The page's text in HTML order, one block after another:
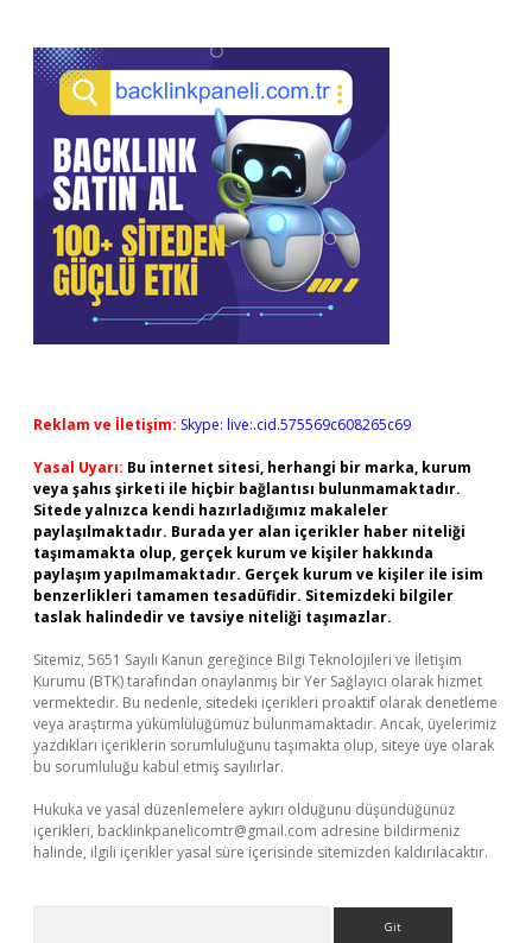
Reklam ve İletişim: Skype: live:.cid.575569c608265c69
Yasal Uyarı: Bu internet sitesi, herhangi bir marka, kurum
veya şahıs şirketi ile hiçbir bağlantısı bulunmamaktadır.
Sitede yalnızca kendi hazırladığımız makaleler
paylaşılmaktadır. Burada yer alan içerikler haber niteliği
taşımamakta olup, gerçek kurum ve kişiler hakkında
paylaşım yapılmamaktadır. Gerçek kurum ve kişiler ile isim
benzerlikleri tamamen tesadüfidir. Sitemizdeki bilgiler
taslak halindedir ve tavsiye niteliği taşımazlar.
Sitemiz, 5651 Sayılı Kanun gereğince Bilgi Teknolojileri ve İletişim
Kurumu (BTK) tarafından onaylanmış bir Yer Sağlayıcı olarak hizmet
vermektedir. Bu nedenle, sitedeki içerikleri proaktif olarak denetleme
veya araştırma yükümlülüğümüz bulunmamaktadır. Ancak, üyelerimiz
yazdıkları içeriklerin sorumluluğunu taşımakta olup, siteye üye olarak
bu sorumluluğu kabul etmiş sayılırlar.
Hukuka ve yasal düzenlemelere aykırı olduğunu düşündüğünüz
içerikleri, backlinkpanelicomtr@gmail.com adresine bildirmeniz
halinde, ilgili içerikler yasal süre içerisinde sitemizden kaldırılacaktır.